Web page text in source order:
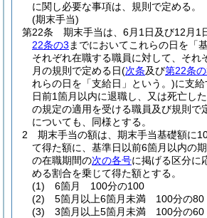
に関し必要な事項は、規則で定める。
(期末手当)
第22条
期末手当は、6月1日及び12月1
22条の3 までにおいてこれらの日を「
それぞれ在職する職員に対して、それ
月の規則で定める日(次条及び第22条
れらの日を「支給日」という。)に支給
日前1箇月以内に退職し、又は死亡し
の規定の適用を受ける職員及び規則で
についても、同様とする。
2
期末手当の額は、期末手当基礎額に
て得た額に、基準日以前6箇月以内の
の在職期間の次の各号に掲げる区分に
める割合を乗じて得た額とする。
(1)
6箇月 100分の100
(2)
5箇月以上6箇月未満 100分の80
(3)
3箇月以上5箇月未満 100分の60